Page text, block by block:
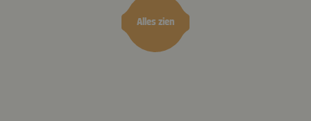
Alles zien